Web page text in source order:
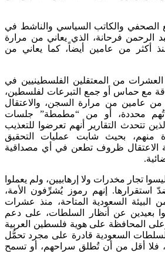
الصحفي والكاتب السياسي والناشط في
الرحمن فرحانة، الذي يعاني من مرارة
أكثر من عامين أيضاً، كما يعاني من
من المعتقلين الفلسطينيين في
مع حماس أو جمع التبرعات لفلسطين،
من عامين من مرارة السجن، والاعتقال
محددة، أو من “مطمطة” جلسات
تتحدث التقارير أنهم تعرضوا للتعذيب
منهم، بحيث شابت عمليات التحقيق
الاعتقال ظروف تطعن في أي مصداقية
تجار مخدرات ولا إرهابيين، ولم يعملوا
إنهم رموز يُشرِّفون الأمة،
البيئة السعودية المتاحة، منذ عشرات
بعيدين عن أنظار السلطات، على دعم
المحافظة على هوية فلسطين العربية
السلطات السعودية قادرة على مجرد تحمُّل
فلا أقل من أن تُطلق سراحهم، أو تسمح